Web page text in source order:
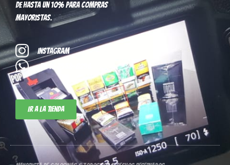
de hasta un 10% para compras
mayoristas.
Instagram
+54 11-3952-8296
Ir a la tienda